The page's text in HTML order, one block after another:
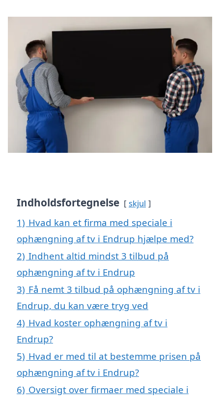
Indholdsfortegnelse skjul
1) Hvad kan et firma med speciale i
ophængning af tv i Endrup hjælpe med?
2) Indhent altid mindst 3 tilbud på
ophængning af tv i Endrup
3) Få nemt 3 tilbud på ophængning af tv i
Endrup, du kan være tryg ved
4) Hvad koster ophængning af tv i
Endrup?
5) Hvad er med til at bestemme prisen på
ophængning af tv i Endrup?
6) Oversigt over firmaer med speciale i